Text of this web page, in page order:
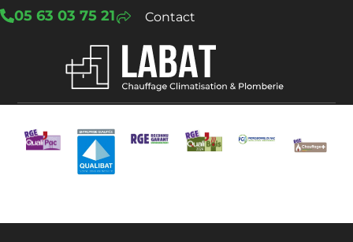
05 63 03 75 21 Contact